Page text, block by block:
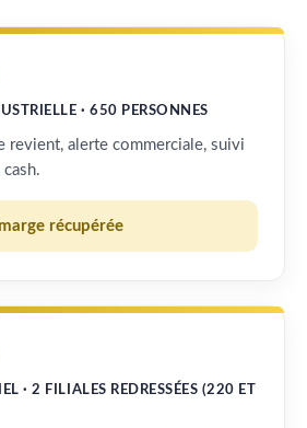
· 650 PERSONNES
revient, alerte commerciale, suivi
récupérée
· 2 FILIALES REDRESSÉES (220 ET